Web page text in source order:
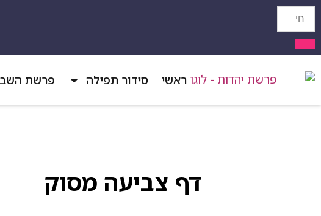
ראשי סידור תפילה פרשת
דף צביעה מסוק